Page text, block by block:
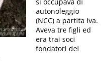
si occupava di
autonoleggio
(NCC) a partita iva.
Aveva tre figli ed
era trai soci
fondatori del